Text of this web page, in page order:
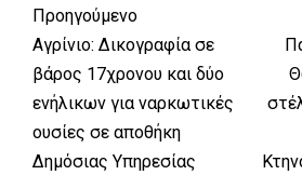
Προηγούμενο
Αγρίνιο: Δικογραφία σε
βάρος 17χρονου και δύο
ενήλικων για ναρκωτικές
ουσίες σε αποθήκη
Δημόσιας Υπηρεσίας